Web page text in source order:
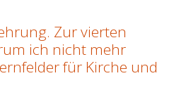
Zur vierten
ich nicht mehr
für Kirche und